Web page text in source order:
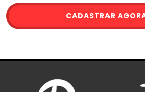
CADASTRAR